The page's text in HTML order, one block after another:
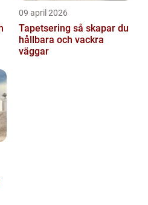
09 april 2026
Tapetsering så skapar du
hållbara och vackra
väggar